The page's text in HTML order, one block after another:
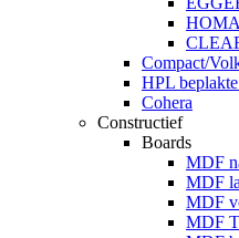
Compact/
HPL
Cohera
Constructief
Boards
MDF
MDF
MDF
MDF